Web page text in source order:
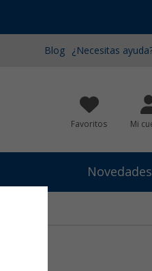
Blog ¿Necesitas
Favoritos Mi
Novedades